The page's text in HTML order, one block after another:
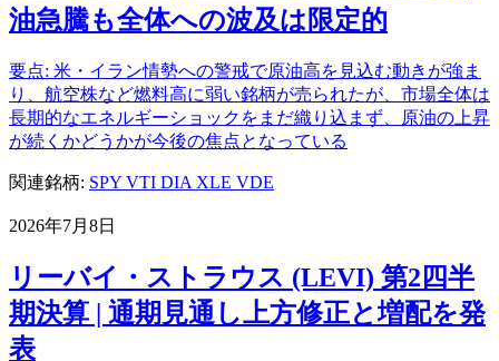
油急騰も全体への波及は限定的
要点: 米・イラン情勢への警戒で原油高を見込む動きが強ま
り、航空株など燃料高に弱い銘柄が売られたが、市場全体は
長期的なエネルギーショックをまだ織り込まず、原油の上昇
が続くかどうかが今後の焦点となっている
関連銘柄: SPY VTI DIA XLE VDE
2026年7月8日
リーバイ・ストラウス (LEVI) 第2四半
期決算 | 通期見通し上方修正と増配を発
表